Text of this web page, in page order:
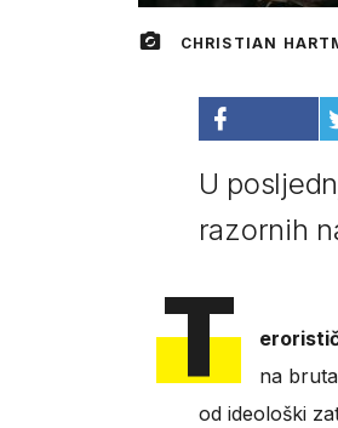
CHRISTIAN
U
razornih
T
na
od ideološki